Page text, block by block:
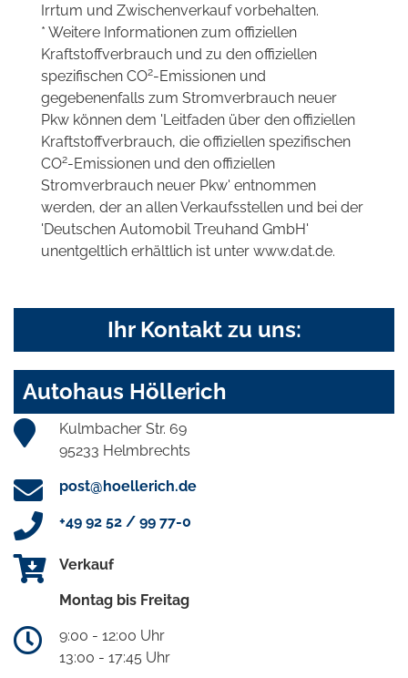
Irrtum und Zwischenverkauf vorbehalten.
* Weitere Informationen zum offiziellen
Kraftstoffverbrauch und zu den offiziellen
spezifischen CO2-Emissionen und
gegebenenfalls zum Stromverbrauch neuer
Pkw können dem 'Leitfaden über den offiziellen
Kraftstoffverbrauch, die offiziellen spezifischen
CO2-Emissionen und den offiziellen
Stromverbrauch neuer Pkw' entnommen
werden, der an allen Verkaufsstellen und bei der
'Deutschen Automobil Treuhand GmbH'
unentgeltlich erhältlich ist unter www.dat.de.
Ihr Kontakt zu uns:
Autohaus Höllerich
Kulmbacher Str. 69
95233 Helmbrechts
post@hoellerich.de
+49 92 52 / 99 77-0
Verkauf
Montag bis Freitag
9:00 - 12:00 Uhr
13:00 - 17:45 Uhr